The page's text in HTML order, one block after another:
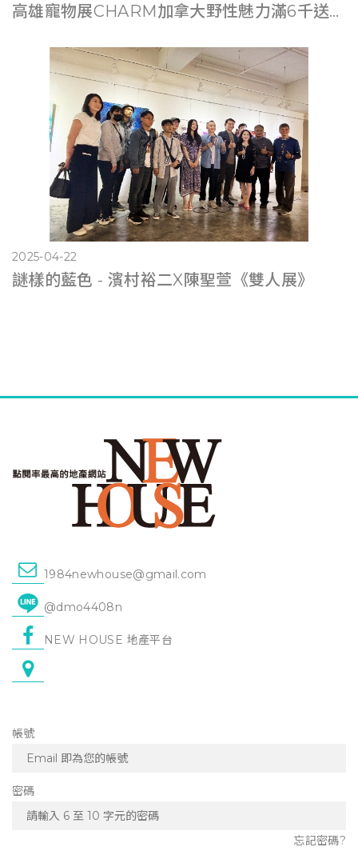
高雄寵物展CHARM加拿大野性魅力滿6千送遊艇體驗
2025-04-22
謎樣的藍色 - 濱村裕二X陳聖萱《雙人展》
1984newhouse@gmail.com
@dmo4408n
NEW HOUSE 地產平台
帳號
密碼
忘記密碼?